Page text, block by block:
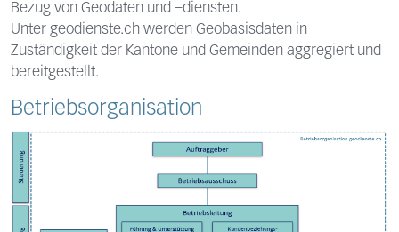
Bezug von Geodaten und –diensten.
Unter geodienste.ch werden Geobasisdaten in
Zuständigkeit der Kantone und Gemeinden aggregiert und
bereitgestellt.
Betriebsorganisation